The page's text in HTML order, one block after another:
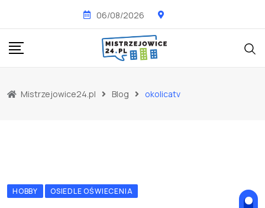
content
06/08/2026
Mistrzejowice24.pl Blog okolicatv
HOBBY OSIEDLE OŚWIECENIA